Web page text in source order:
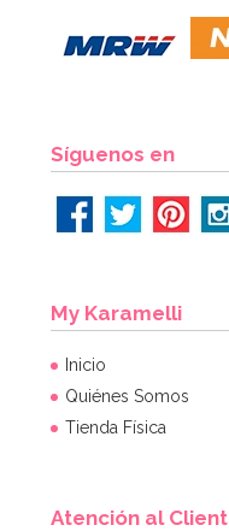
Síguenos en
My Karamelli
Inicio
Quiénes Somos
Tienda Física
Atención al